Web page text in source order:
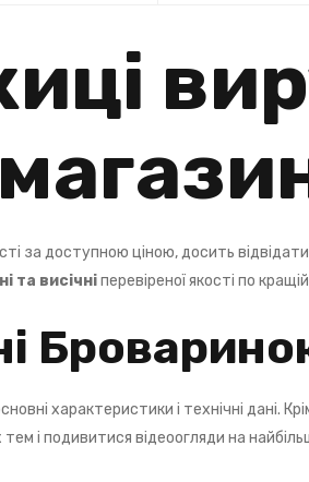
за доступною ціною, досить
та висічніперевіреної якості по кращій
характеристики і технічні дані.
і подивитися відеоогляди на